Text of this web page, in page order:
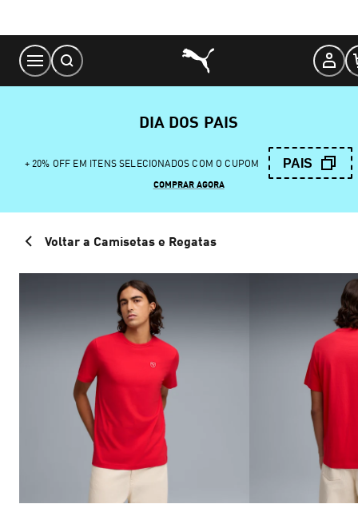
Content
DIA DOS PAIS
+ 20% OFF EM ITENS SELECIONADOS COM O CUPOM PAIS
COMPRAR AGORA
Voltar a Camisetas e Regatas